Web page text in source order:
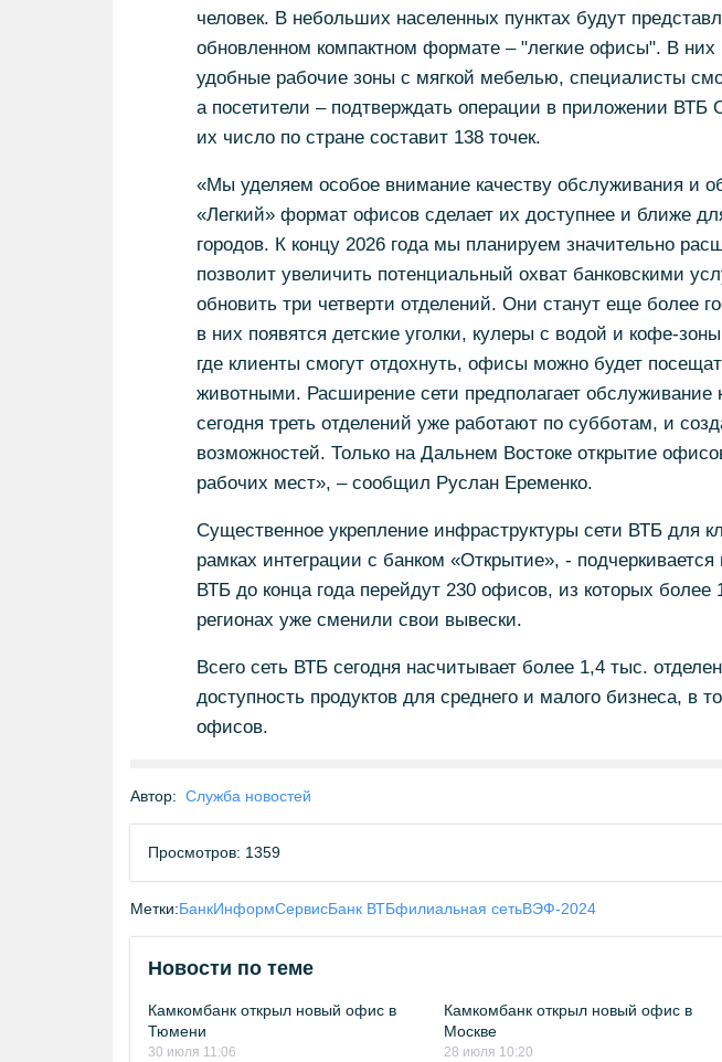
человек. В небольших населенных пунктах будут
обновленном компактном формате – "легкие офисы". В них
удобные рабочие зоны с мягкой мебелью, специалисты
а посетители – подтверждать операции в приложении ВТБ
их число по стране составит 138 точек.
«Мы уделяем особое внимание качеству обслуживания и
«Легкий» формат офисов сделает их доступнее и ближе
городов. К концу 2026 года мы планируем значительно
позволит увеличить потенциальный охват банковскими
обновить три четверти отделений. Они станут еще более
в них появятся детские уголки, кулеры с водой и кофе-
где клиенты смогут отдохнуть, офисы можно будет
животными. Расширение сети предполагает обслуживание
сегодня треть отделений уже работают по субботам, и
возможностей. Только на Дальнем Востоке открытие
рабочих мест», – сообщил Руслан Еременко.
Существенное укрепление инфраструктуры сети ВТБ для
рамках интеграции с банком «Открытие», -
ВТБ до конца года перейдут 230 офисов, из которых более
регионах уже сменили свои вывески.
Всего сеть ВТБ сегодня насчитывает более 1,4 тыс.
доступность продуктов для среднего и малого бизнеса, в
офисов.
Автор: Служба новостей
Просмотров: 1359
Метки:БанкИнформСервисБанк ВТБфилиальная сетьВЭФ-2024
Новости по теме
Камкомбанк открыл новый офис в
Тюмени
30 июля 11:06
Камкомбанк открыл новый офис в
Москве
28 июля 10:20